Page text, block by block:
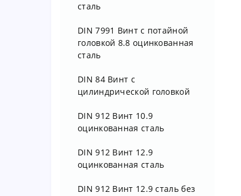
сталь
DIN 7991 Винт с потайной
головкой 8.8 оцинкованная
сталь
DIN 84 Винт с
цилиндрической головкой
DIN 912 Винт 10.9
оцинкованная сталь
DIN 912 Винт 12.9
оцинкованная сталь
DIN 912 Винт 12.9 сталь без